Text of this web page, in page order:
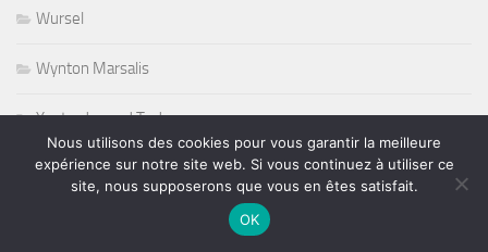
Wursel
Wynton Marsalis
Yesterday and Today
Nous utilisons des cookies pour vous garantir la meilleure
expérience sur notre site web. Si vous continuez à utiliser ce
site, nous supposerons que vous en êtes satisfait.
OK